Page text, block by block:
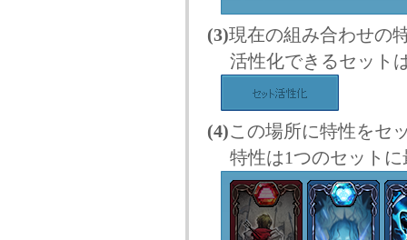
(3)現在の組み合わせの
活性化できるセット
(4)この場所に特性をセ
特性は1つのセットに